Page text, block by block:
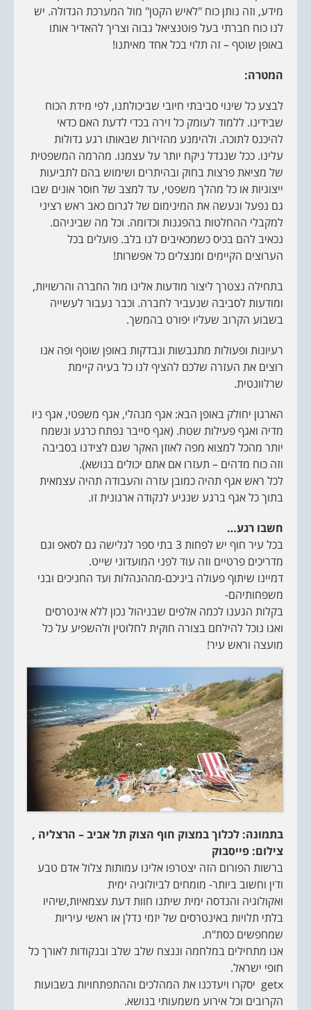
מידע, וזה נותן כוח "לאיש הקטן" מול המערכת הגדולה. יש
לנו כוח חברתי בעל פוטנציאל גבוה וצריך להאדיר אותו
באופן שוטף – זה תלוי בכל אחד מאיתנו!
המטרה:
לבצע כל שינוי סביבתי חיובי שביכולתנו, לפי מידת הכוח
שבידינו. ללמוד לעומק כל זירה בכדי לדעת האם כדאי
להיכנס לתוכה. ולהימנע מהזירות שבאותו רגע גדולות
עלינו. ככל שנגדל ניקח יותר על עצמנו. מהרמה המשפטית
של מציאת פרצות בחוק ובהיתרים ושימוש בהם לתביעות
ייצוגיות או כל מהלך משפטי, עד למצב של חוסר אונים שבו
גם נפעל ונעשה את המינימום של לגרום כאב ראש רציני
למקבלי ההחלטות בהפגנות וכדומה. וכל מה שביניהם.
נכאיב להם בכיס כשמכאיבים לנו בלב. פועלים בכל
הערוצים הקיימים ומנצלים כל אפשרות!
בתחילה נצטרך ליצור מודעות אלינו מול החברה והרשויות,
ומודעות לסביבה שנעביר לחברה. וכבר נעבור לעשייה
בשבוע הקרוב שעליו יפורט בהמשך.
רעיונות ופעולות מתגבשות ונבדקות באופן שוטף ופה אנו
רוצים את העזרה שלכם להציף לנו כל בעיה קיימת
שרלוונטית.
הארגון יחולק באופן הבא: אגף מנהלי, אגף משפטי, אגף ניו
מדיה ואגף פעילות שטח. (אגף סייבר נפתח כרגע ונשמח
יותר מהכל למצוא מפה לאוזן האקר שגם לצידנו בסביבה
וזה כוח מדהים – תעזרו אם אתם יכולים בנושא).
לכל ראש אגף תהיה כמובן עזרה והעבודה תהיה עצמאית
בתוך כל אגף ברגע שנגיע לנקודה ארגונית זו.
חשבו רגע…
בכל עיר חוף יש לפחות 3 בתי ספר לגלישה גם לסאפ וגם
מדריכים פרטיים וזה עוד לפני המועדוני שייט.
דמיינו שיתוף פעולה ביניכם-מההנהלות ועד החניכים ובני
משפחותיהם-
בקלות הגענו לכמה אלפים שבניהול נכון ללא אינטרסים
ואגו נוכל להילחם בצורה חוקית לחלוטין ולהשפיע על כל
מועצה וראש עיר!
בתמונה: לכלוך במצוק חוף הצוק תל אביב – הרצליה ,
צילום: פייסבוק
ברשות הפורום הזה יצטרפו אלינו עמותות צלול אדם טבע
ודין וחשוב ביותר- מומחים לביולוגיה ימית
ואקולוגיה והנדסה ימית שיתנו חוות דעת עצמאיות,שיהיו
בלתי תלויות באינטרסים של יזמי נדלן או ראשי עיריות
שמחפשים כסת"ח.
אנו מתחילים במלחמה וננצח שלב שלב ובנקודות לאורך כל
חופי ישראל.
getx יסקרו ויעדכנו את המהלכים וההתפתחויות בשבועות
הקרובים וכל אירוע משמעותי בנושא.